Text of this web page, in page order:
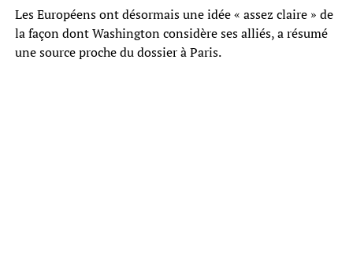
Les Européens ont désormais une idée « assez claire » de
la façon dont Washington considère ses alliés, a résumé
une source proche du dossier à Paris.